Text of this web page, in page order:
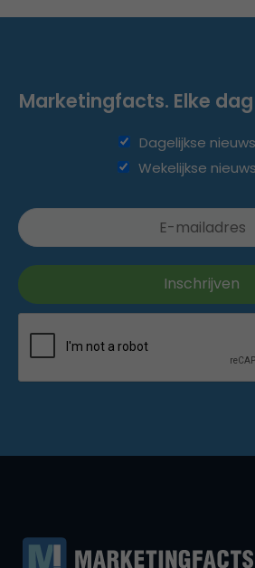
Marketingfacts. Elke dag
Dagelijkse
Wekelijkse